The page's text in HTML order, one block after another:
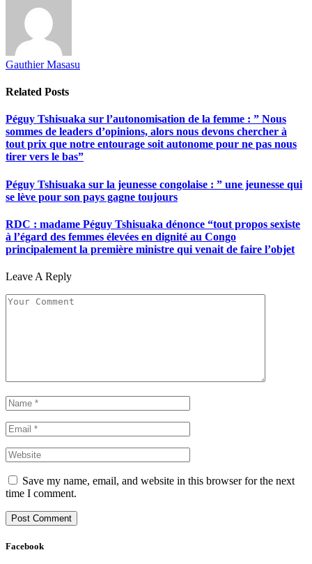
Gauthier Masasu
Related Posts
Péguy Tshisuaka sur l’autonomisation de la femme : ” Nous
sommes de leaders d’opinions, alors nous devons chercher à
tout prix que notre entourage soit autonome pour ne pas nous
tirer vers le bas”
Péguy Tshisuaka sur la jeunesse congolaise : ” une jeunesse qui
se lève pour son pays gagne toujours
RDC : madame Péguy Tshisuaka dénonce “tout propos sexiste
à l’égard des femmes élevées en dignité au Congo
principalement la première ministre qui venait de faire l’objet
Leave A Reply
Save my name, email, and website in this browser for the next
time I comment.
Facebook